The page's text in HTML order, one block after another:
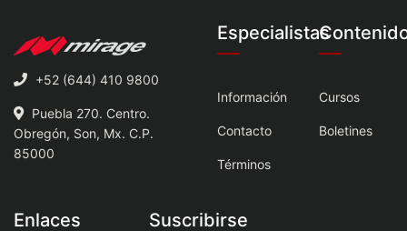
+52 (644) 410 9800
Puebla 270. Centro.
Obregón, Son, Mx. C.P.
85000
Especialistas
Información
Contacto
Términos
Cursos
Boletines
Enlaces Suscribirse